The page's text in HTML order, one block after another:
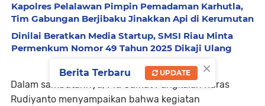
Kapolres Pelalawan Pimpin Pemadaman Karhutla,
Tim Gabungan Berjibaku Jinakkan Api di Kerumutan
Dinilai Beratkan Media Startup, SMSI Riau Minta
Permenkum Nomor 49 Tahun 2025 Dikaji Ulang
Dalam sambutannya, Plt. Camat Pangkalan Kuras
Rudiyanto menyampaikan bahwa kegiatan
×
Berita Terbaru UPDATE